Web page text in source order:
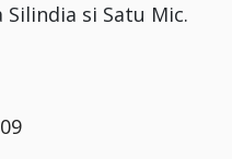
si Satu Mic.